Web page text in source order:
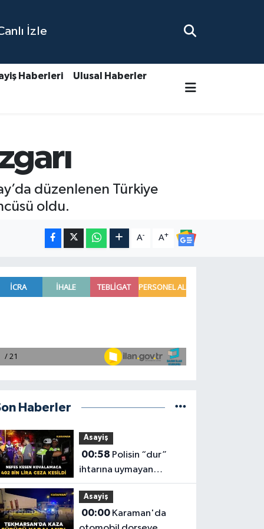
İzle
Haberleri Ulusal Haberler
düzenlenen Türkiye
oldu.
A- A+
Haberler
Asayiş
00:58
ihtarına uymayan
motosiklet sürücüsüne
402 bin lira ceza kesildi
Asayiş
00:00Karaman'da